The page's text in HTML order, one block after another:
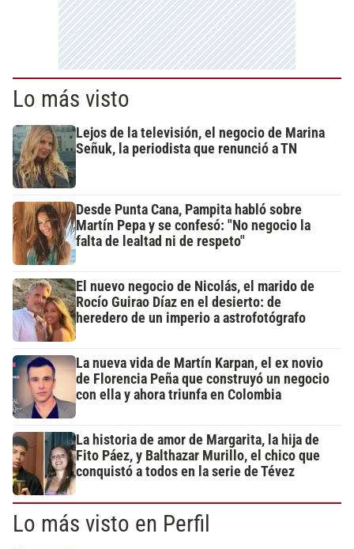
Lo más visto
Lejos de la televisión, el negocio de Marina
Señuk, la periodista que renunció a TN
Desde Punta Cana, Pampita habló sobre
Martín Pepa y se confesó: "No negocio la
falta de lealtad ni de respeto"
El nuevo negocio de Nicolás, el marido de
Rocío Guirao Díaz en el desierto: de
heredero de un imperio a astrofotógrafo
La nueva vida de Martín Karpan, el ex novio
de Florencia Peña que construyó un negocio
con ella y ahora triunfa en Colombia
La historia de amor de Margarita, la hija de
Fito Páez, y Balthazar Murillo, el chico que
conquistó a todos en la serie de Tévez
Lo más visto en Perfil